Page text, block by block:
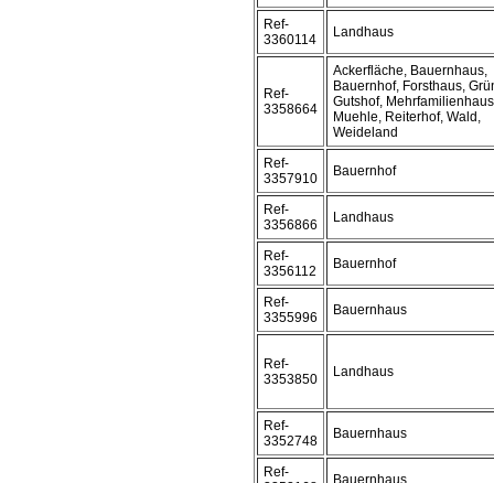
Ref-
3360114
Landhaus
Ref-
3358664
Ackerfläche, Bauernhaus,
Bauernhof, Forsthaus,
Gutshof,
Muehle, Reiterhof, Wald,
Weideland
Ref-
3357910
Bauernhof
Ref-
3356866
Landhaus
Ref-
3356112
Bauernhof
Ref-
3355996
Bauernhaus
Ref-
3353850
Landhaus
Ref-
3352748
Bauernhaus
Ref-
Bauernhaus